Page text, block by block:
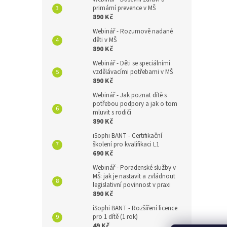
primární prevence v MŠ
890 Kč
Webinář - Rozumově nadané
děti v MŠ
890 Kč
Webinář - Děti se speciálními
vzdělávacími potřebami v MŠ
890 Kč
Webinář - Jak poznat dítě s
potřebou podpory a jak o tom
mluvit s rodiči
890 Kč
iSophi BANT - Certifikační
školení pro kvalifikaci L1
690 Kč
Webinář - Poradenské služby v
MŠ: jak je nastavit a zvládnout
legislativní povinnost v praxi
890 Kč
iSophi BANT - Rozšíření licence
pro 1 dítě (1 rok)